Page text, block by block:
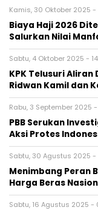
Kamis, 30 Oktober 2025 -
Biaya Haji 2026
Salurkan Nilai
Sabtu, 4 Oktober 2025 -
KPK Telusuri Aliran
Ridwan Kamil dan
Rabu, 3 September 2025 -
PBB Serukan
Aksi Protes
Sabtu, 30 Agustus 2025 -
Menimbang Peran
Harga Beras
Sabtu, 16 Agustus 2025 -